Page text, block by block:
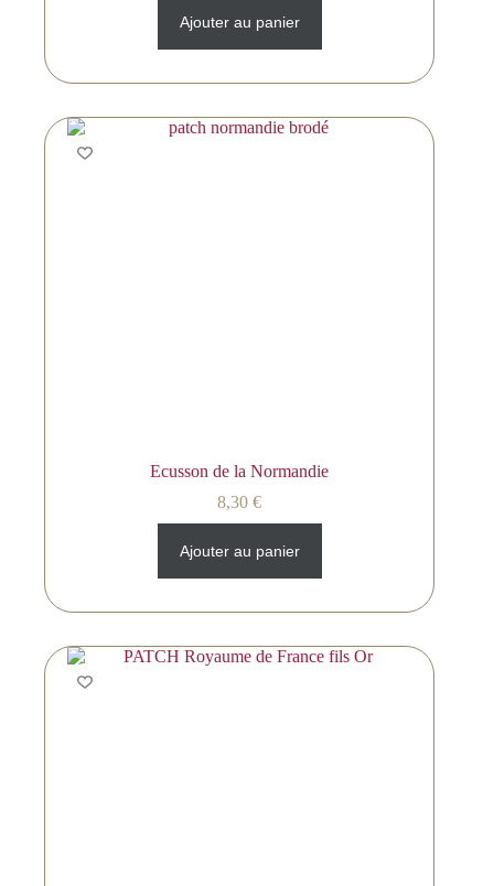
Ajouter au panier
Ecusson de la Normandie
8,30€
Ajouter au panier